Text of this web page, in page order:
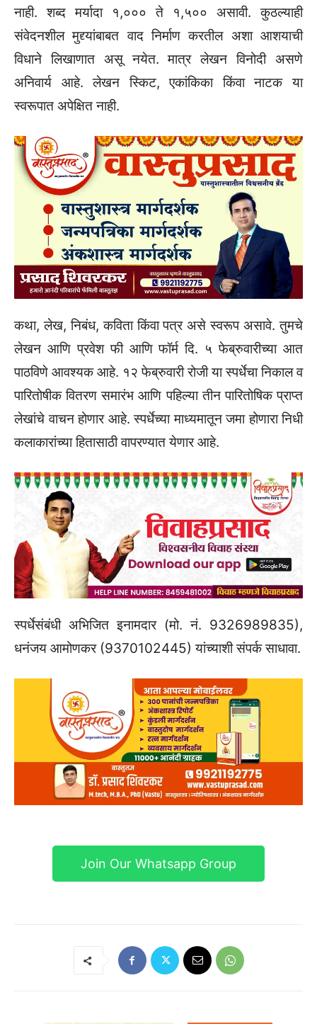
नाही. शब्द मर्यादा १,००० ते १,५०० असावी. कुठल्याही
संवेदनशील मुद्द्यांबाबत वाद निर्माण करतील अशा आशयाची
विधाने लिखाणात असू नयेत. मात्र लेखन विनोदी असणे
अनिवार्य आहे. लेखन स्किट, एकांकिका किंवा नाटक या
स्वरूपात अपेक्षित नाही.
कथा, लेख, निबंध, कविता किंवा पत्र असे स्वरूप असावे. तुमचे
लेखन आणि प्रवेश फी आणि फॉर्म दि. ५ फेब्रुवारीच्या आत
पाठविणे आवश्यक आहे. १२ फेब्रुवारी रोजी या स्पर्धेचा निकाल व
पारितोषीक वितरण समारंभ आणि पहिल्या तीन पारितोषिक प्राप्त
लेखांचे वाचन होणार आहे. स्पर्धेच्या माध्यमातून जमा होणारा निधी
कलाकारांच्या हितासाठी वापरण्यात येणार आहे.
स्पर्धेसंबंधी अभिजित इनामदार (मो. नं. 9326989835),
धनंजय आमोणकर (9370102445) यांच्याशी संपर्क साधावा.
Join Our Whatsapp Group